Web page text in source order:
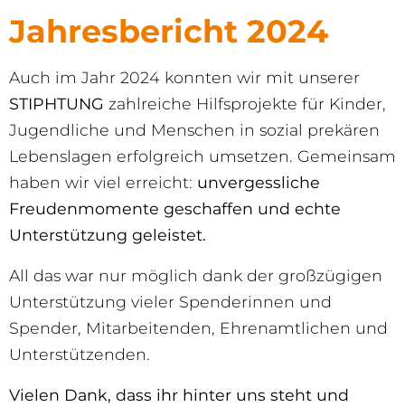
Jahresbericht 2024
Auch im Jahr 2024 konnten wir mit unserer
STIPHTUNG zahlreiche Hilfsprojekte für Kinder,
Jugendliche und Menschen in sozial prekären
Lebenslagen erfolgreich umsetzen. Gemeinsam
haben wir viel erreicht: unvergessliche
Freudenmomente geschaffen und echte
Unterstützung geleistet.
All das war nur möglich dank der großzügigen
Unterstützung vieler Spenderinnen und
Spender, Mitarbeitenden, Ehrenamtlichen und
Unterstützenden.
Vielen Dank, dass ihr hinter uns steht und